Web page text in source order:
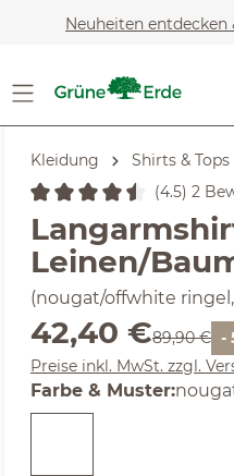
Zum Hauptinhalt springen
Neuheiten entdecken
Kleidung Shirts & Tops
Durchschnittliche
(4.5) 2
Leinen/
(nougat/offwhite
Verkaufspreis:
42,40 €Regulärer
89,90 € -
Preise inkl. MwSt. zzgl.
Farbe & Muster: